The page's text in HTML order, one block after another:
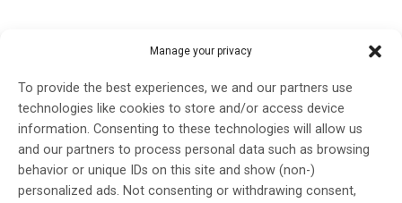
Manage your privacy
To provide the best experiences, we and our partners use
technologies like cookies to store and/or access device
information. Consenting to these technologies will allow us
and our partners to process personal data such as browsing
behavior or unique IDs on this site and show (non-)
personalized ads. Not consenting or withdrawing consent,
Meny
Henrik Frenkel